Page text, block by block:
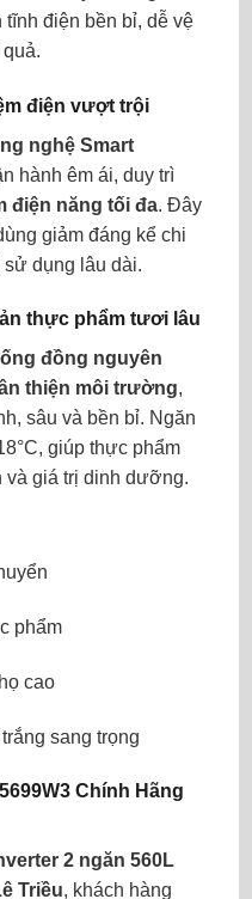
tĩnh điện bền bỉ, dễ vệ
điện vượt trội
nghệ Smart
hành êm ái, duy trì
điện năng tối đa. Đây
giảm đáng kể chi
dụng lâu dài.
thực phẩm tươi lâu
đồng nguyên
thiện môi trường,
sâu và bền bỉ. Ngăn
giúp thực phẩm
giá trị dinh dưỡng.
phẩm
cao
sang trọng
Chính Hãng
2 ngăn 560L
Triều, khách hàng